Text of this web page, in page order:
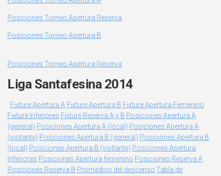
Posiciones Torneo Apertura Reserva
Posiciones Torneo Apertura B
Posiciones Torneo Apertura Reserva
Liga Santafesina 2014
Fixture Apertura A Fixture Apertura B Fixture Apertura Femenino
Fixture Inferiores Fixture Reserva A y B Posiciones Apertura A
(general) Posiciones Apertura A (local) Posiciones Apertura A
(visitante) Posiciones Apertura B (general) Posiciones Apertura B
(local) Posiciones Apertura B (visitante) Posiciones Apertura
Inferiores Posiciones Apertura femenino Posiciones Reserva A
Posiciones Reserva B Promedios del descenso Tabla de